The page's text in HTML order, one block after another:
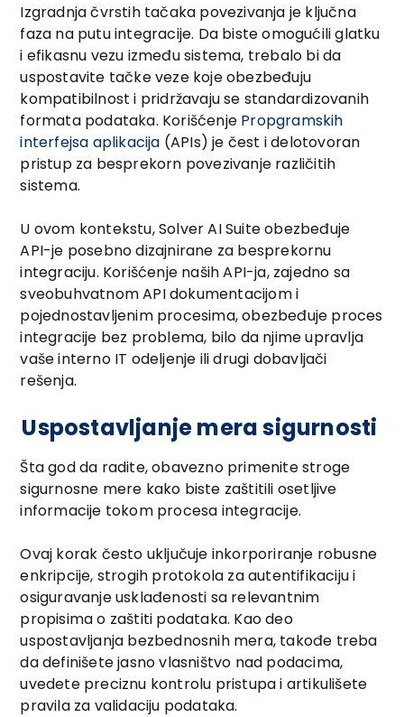
Izgradnja čvrstih tačaka povezivanja je ključna
faza na putu integracije. Da biste omogućili glatku
i efikasnu vezu između sistema, trebalo bi da
uspostavite tačke veze koje obezbeđuju
kompatibilnost i pridržavaju se standardizovanih
formata podataka. Korišćenje Propgramskih
interfejsa aplikacija (APIs) je čest i delotovoran
pristup za besprekorn povezivanje različitih
sistema.
U ovom kontekstu, Solver AI Suite obezbeđuje
API-je posebno dizajnirane za besprekornu
integraciju. Korišćenje naših API-ja, zajedno sa
sveobuhvatnom API dokumentacijom i
pojednostavljenim procesima, obezbeđuje proces
integracije bez problema, bilo da njime upravlja
vaše interno IT odeljenje ili drugi dobavljači
rešenja.
Uspostavljanje mera sigurnosti
Šta god da radite, obavezno primenite stroge
sigurnosne mere kako biste zaštitili osetljive
informacije tokom procesa integracije.
Ovaj korak često uključuje inkorporiranje robusne
enkripcije, strogih protokola za autentifikaciju i
osiguravanje usklađenosti sa relevantnim
propisima o zaštiti podataka. Kao deo
uspostavljanja bezbednosnih mera, takođe treba
da definišete jasno vlasništvo nad podacima,
uvedete preciznu kontrolu pristupa i artikulišete
pravila za validaciju podataka.